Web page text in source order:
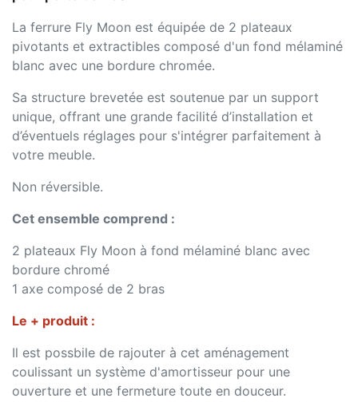
La ferrure Fly Moon est équipée de 2 plateaux
pivotants et extractibles composé d'un fond mélaminé
blanc avec une bordure chromée.
Sa structure brevetée est soutenue par un support
unique, offrant une grande facilité d’installation et
d’éventuels réglages pour s'intégrer parfaitement à
votre meuble.
Non réversible.
Cet ensemble comprend :
2 plateaux Fly Moon à fond mélaminé blanc avec
bordure chromé
1 axe composé de 2 bras
Le + produit :
Il est possbile de rajouter à cet aménagement
coulissant un système d'amortisseur pour une
ouverture et une fermeture toute en douceur.